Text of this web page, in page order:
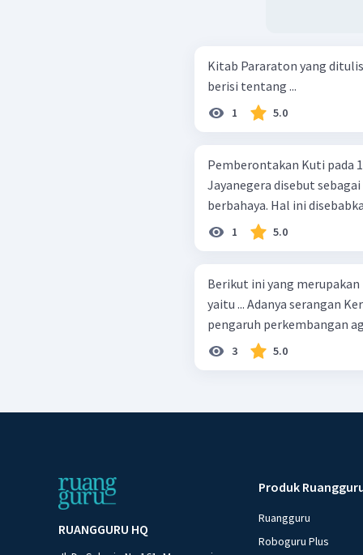
Kitab Pararaton yang
berisi tentang ...
1 5.0
Pemberontakan Kuti pada
Jayanegera disebut
berbahaya. Hal ini
1 5.0
Berikut ini yang
yaitu ... Adanya serangan Kerajaan Medang, Jawa Timur. Disebabkan
3 5.0
RUANGGURU HQ
Produk
Ruangguru
Roboguru Plus